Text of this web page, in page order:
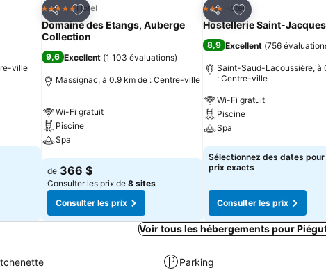
ville
Partager
Ajouter à mes favoris
5 Étoiles Hotel
Domaine des Etangs, Auberge
Collection
9,6 Excellent (1 103 évaluations)
Massignac, à 0.9 km de : Centre-ville
Wi-Fi gratuit
Piscine
Spa
Consulter les prix
de 366 $
Consulter les prix de 8 sites
Consulter les prix
Partager
Ajouter à mes
3 ÉtoilesHotel
Hostellerie Saint-Jacques
8,9 Excellent (756
Saint-Saud-Lacoussière, à
: Centre-ville
Wi-Fi gratuit
Piscine
Spa
Consulter les prix
Sélectionnez des dates pour
prix exacts
Consulter les prix
Voir tous les hébergements pour
Parking